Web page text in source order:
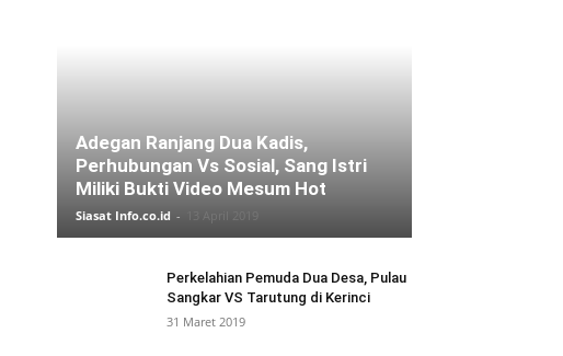
Adegan Ranjang Dua Kadis,
Perhubungan Vs Sosial, Sang Istri
Miliki Bukti Video Mesum Hot
Siasat Info.co.id -
Perkelahian Pemuda Dua Desa, Pulau
Sangkar VS Tarutung di Kerinci
31 Maret 2019